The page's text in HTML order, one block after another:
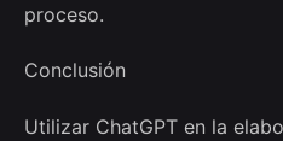
proceso.
Conclusión
Utilizar ChatGPT en la